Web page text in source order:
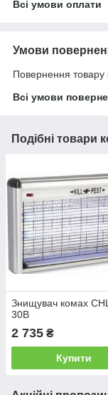
Всі умови оплати
Умови
Повернення товару
Всі умови
Подібні товари
Знищувач комах
30B
2 735 ₴
Купити